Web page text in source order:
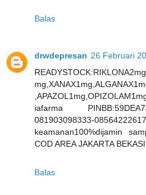
Balas
drwdepresan 26 Februari
iafarma
081903098333-
keamanan100%dijamin
COD AREA JAKARTA BEKASI
Balas